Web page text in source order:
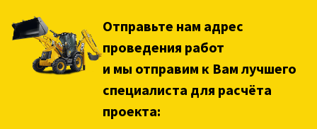
Отправьте нам адрес
проведения работ
и мы отправим к Вам лучшего
специалиста для расчёта
проекта: